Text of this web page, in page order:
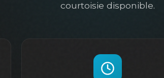
courtoisie disponible.